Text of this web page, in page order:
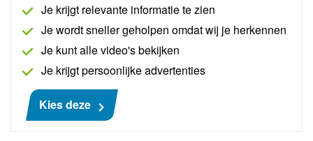
Je krijgt relevante informatie te zien
Je wordt sneller geholpen omdat wij je herkennen
Je kunt alle video's bekijken
Je krijgt persoonlijke advertenties
Kies deze
originele handleidingen en schema's binnen
handbereik zijn en Pass Thru (software-updates)
mogelijk zijn. Inclusief een digitale demonstratie en
60 minuten Pass Thru support.
Meer informatie